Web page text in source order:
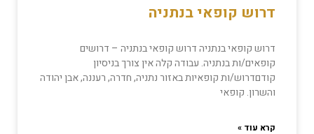
דרוש קופאי בנתניה
דרוש קופאי בנתניה דרוש קופאי בנתניה – דרושים
קופאים/ות בנתניה. עבודה קלה אין צורך בניסיון
קודםדרוש/ות קופאיות באזור נתניה, חדרה, רעננה, אבן יהודה
והשרון. קופאי
קרא עוד »